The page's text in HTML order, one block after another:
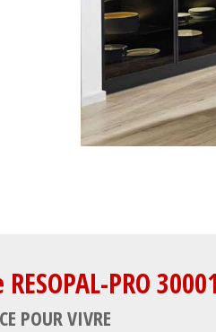
PRO 30001
POUR VIVRE